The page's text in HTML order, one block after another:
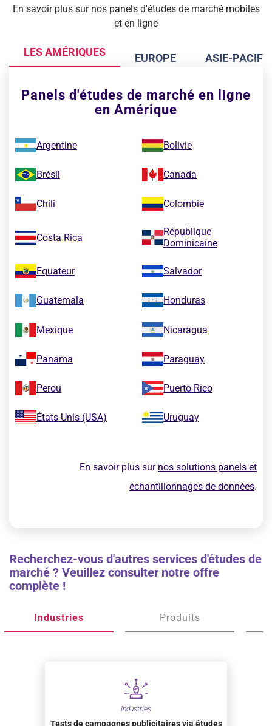
En savoir plus sur nos panels d'études de marché mobiles
et en ligne
LES AMÉRIQUES EUROPE ASIE-
Panels d'études de marché en ligne
en Amérique
Argentine Bolivie
Brésil Canada
Chili Colombie
Costa Rica
République
Dominicaine
Equateur Salvador
Guatemala Honduras
Mexique Nicaragua
Panama Paraguay
Perou Puerto Rico
États-Unis (USA) Uruguay
En savoir plus sur nos solutions panels et
échantillonnages de données.
Recherchez-vous d'autres services d'études de
marché ? Veuillez consulter notre offre
complète !
Industries Produits
Industries
Tests de campagnes publicitaires via études